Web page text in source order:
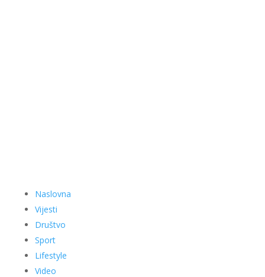
Naslovna
Vijesti
Društvo
Sport
Lifestyle
Video